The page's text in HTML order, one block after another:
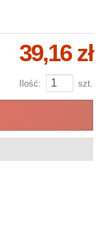
39,16 zł
Ilość: szt.